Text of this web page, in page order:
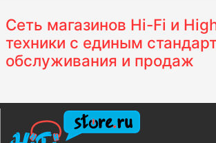
Сеть магазинов Hi-Fi и
техники с единым
обслуживания и продаж